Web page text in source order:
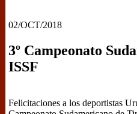
02/OCT/2018
3º Campeonato
ISSF
Felicitaciones a los deportistas